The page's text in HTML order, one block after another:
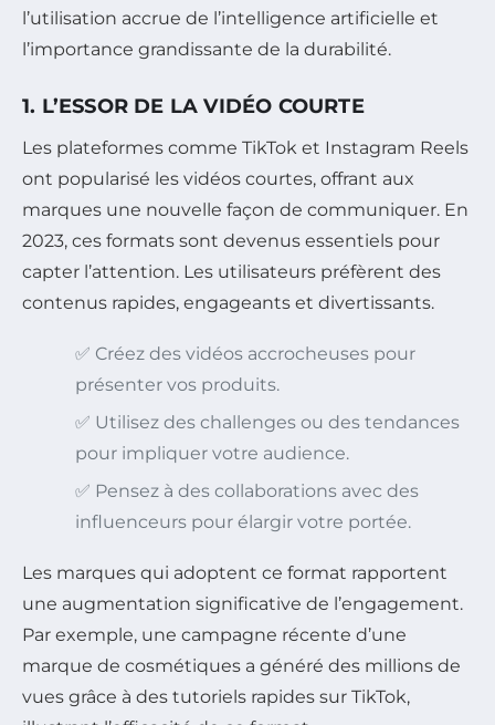
l’utilisation accrue de l’intelligence artificielle et
l’importance grandissante de la durabilité.
1. L’ESSOR DE LA VIDÉO COURTE
Les plateformes comme TikTok et Instagram Reels
ont popularisé les vidéos courtes, offrant aux
marques une nouvelle façon de communiquer. En
2023, ces formats sont devenus essentiels pour
capter l’attention. Les utilisateurs préfèrent des
contenus rapides, engageants et divertissants.
✅ Créez des vidéos accrocheuses pour
présenter vos produits.
✅ Utilisez des challenges ou des tendances
pour impliquer votre audience.
✅ Pensez à des collaborations avec des
influenceurs pour élargir votre portée.
Les marques qui adoptent ce format rapportent
une augmentation significative de l’engagement.
Par exemple, une campagne récente d’une
marque de cosmétiques a généré des millions de
vues grâce à des tutoriels rapides sur TikTok,